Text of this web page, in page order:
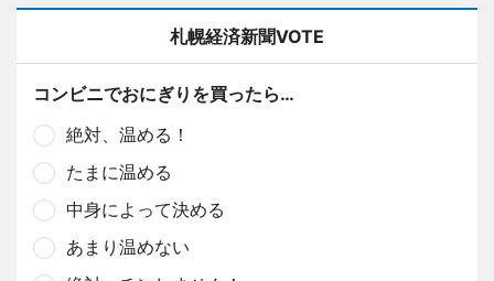
札幌経済新聞VOTE
コンビニでおにぎりを買ったら…
絶対、温める！
たまに温める
中身によって決める
あまり温めない